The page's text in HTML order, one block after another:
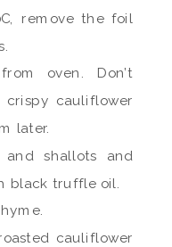
remove the foil
oven. Don’t
cauliflower
later.
and shallots and
black truffle oil.
cauliflower